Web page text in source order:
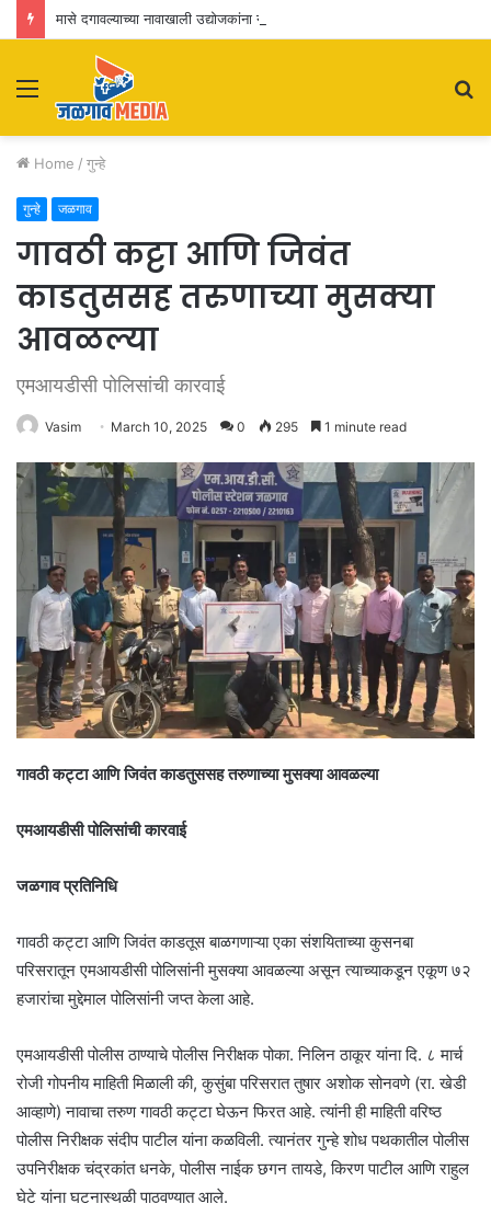
Menu
Home / गुन्हे
गुन्हे जळगाव
गावठी कट्टा आणि जिवंत
काडतुससह तरुणाच्या मुसक्या
आवळल्या
एमआयडीसी पोलिसांची कारवाई
Vasim March 10, 2025 0 295 1 minute read
गावठी कट्टा आणि जिवंत काडतुससह तरुणाच्या मुसक्या आवळल्या
एमआयडीसी पोलिसांची कारवाई
जळगाव प्रतिनिधि
गावठी कट्टा आणि जिवंत काडतूस बाळगणाऱ्या एका संशयिताच्या कुसनबा
परिसरातून एमआयडीसी पोलिसांनी मुसक्या आवळल्या असून त्याच्याकडून एकूण ७२
हजारांचा मुद्देमाल पोलिसांनी जप्त केला आहे.
एमआयडीसी पोलीस ठाण्याचे पोलीस निरीक्षक पोका. निलिन ठाकूर यांना दि. ८ मार्च
रोजी गोपनीय माहिती मिळाली की, कुसुंबा परिसरात तुषार अशोक सोनवणे (रा. खेडी
आव्हाणे) नावाचा तरुण गावठी कट्टा घेऊन फिरत आहे. त्यांनी ही माहिती वरिष्ठ
पोलीस निरीक्षक संदीप पाटील यांना कळविली. त्यानंतर गुन्हे शोध पथकातील पोलीस
उपनिरीक्षक चंद्रकांत धनके, पोलीस नाईक छगन तायडे, किरण पाटील आणि राहुल
घेटे यांना घटनास्थळी पाठवण्यात आले.